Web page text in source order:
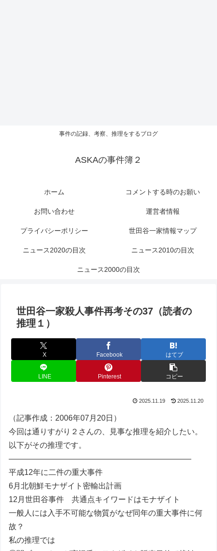
事件の記録、考察、推理をするブログ
ASKAの事件簿２
ホーム コメントする時のお願い
お問い合わせ 運営者情報
プライバシーポリシー 世田谷一家情報マップ
ニュース2020の目次 ニュース2010の目次
ニュース2000の目次
世田谷一家殺人事件再考その37（読者の
推理１）
X Facebook はてブ
LINE Pinterest コピー
2025.11.19 2025.11.20
（記事作成：2006年07月20日）
今回は通りすがり２さんの、見事な推理を紹介したい。
以下がその推理です。
———————————————————————–
平成12年に二件の重大事件
6月北朝鮮モナザイト密輸出計画
12月世田谷事件 共通点キイワードはモナザイト
一般人には入手不可能な物質がなぜ同年の重大事件に何
故？
私の推理では